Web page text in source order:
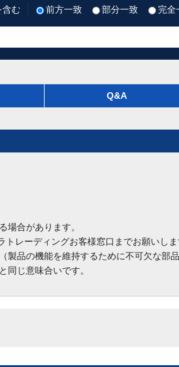
含む 前方一致 部分一致 完全
Q&A
場合があります。
レーディングお客様窓口までお願いしま
製品の機能を維持するために不可欠な部品
同じ意味合いです。